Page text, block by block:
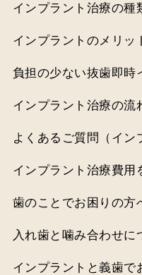
インプラント治療の種
インプラントのメリッ
負担の少ない抜歯即時
インプラント治療の流
よくあるご質問（イン
インプラント治療費用
歯のことでお困りの方
入れ歯と噛み合わせに
インプラントと義歯で